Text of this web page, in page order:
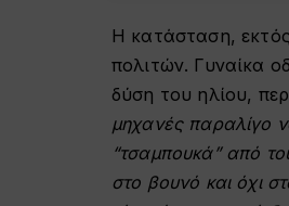
Η κατάσταση,
πολιτών. Γυναίκα
δύση του ηλίου,
μηχανές παραλίγο
“τσαμπουκά” από
στο βουνό και όχι